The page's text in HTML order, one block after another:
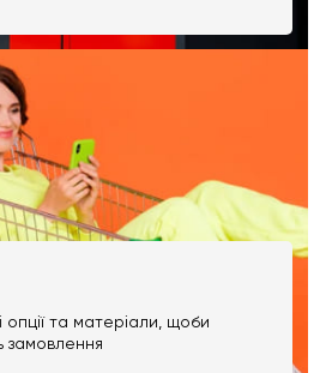
опції та матеріали, щоби
замовлення